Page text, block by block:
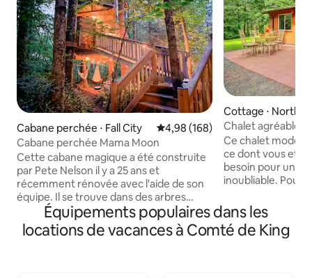
Cabane perchée ⋅ Fall City Évaluation moyenne sur la
4,98 (168)
Cabane perchée Mama Moon
Cette cabane magique a été construite
par Pete Nelson il y a 25 ans et
récemment rénovée avec l'aide de son
équipe. Il se trouve dans des arbres
vivants sur notre propriété de 5 acres à
côté de son propre petit étang et de sa
fontaine. Il dispose d'une salle de bain
Cottage ⋅ North
Chalet agréable
climatisation
Ce chalet
ce dont vous et
besoin pour une
inoubliable. Pour
Teneriffe se
seulement. Little
Rattlesnake Lake
Équipements populaires dans les
locations de vacances à Comté de King